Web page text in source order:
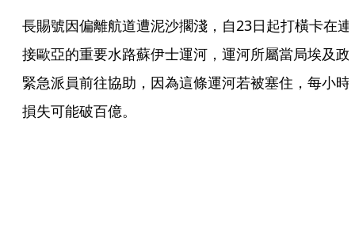
長賜號因偏離航道遭泥沙擱淺，自23日起打橫卡在連
接歐亞的重要水路蘇伊士運河，運河所屬當局埃及政
緊急派員前往協助，因為這條運河若被塞住，每小時
損失可能破百億。